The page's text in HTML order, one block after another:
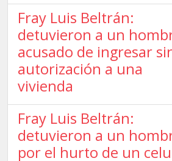
Fray Luis Beltrán:
detuvieron a un
acusado de ingresar
autorización a una
vivienda
Fray Luis Beltrán:
detuvieron a un
por el hurto de un